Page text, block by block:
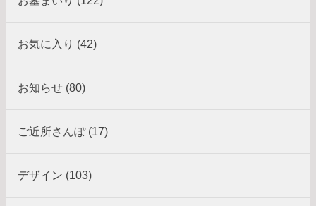
お気に入り (42)
お知らせ (80)
ご近所さんぽ (17)
デザイン (103)